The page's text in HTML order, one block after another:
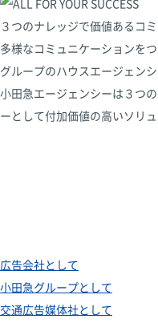
３つのナレッジで価値あるコ
多様なコミュニケーションをつ
グループのハウスエージェン
小田急エージェンシーは３つ
ーとして付加価値の高いソリ
広告会社として
小田急グループとして
交通広告媒体社として